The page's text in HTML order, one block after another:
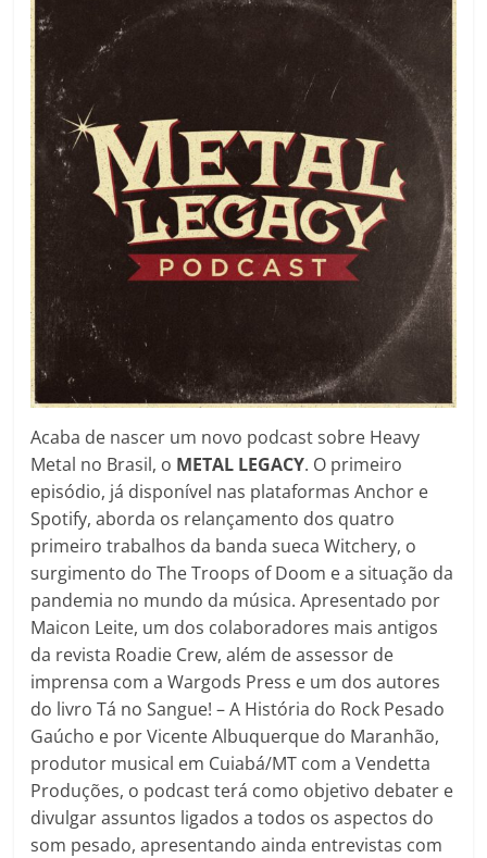
Acaba de nascer um novo podcast sobre Heavy
Metal no Brasil, o METAL LEGACY. O primeiro
episódio, já disponível nas plataformas Anchor e
Spotify, aborda os relançamento dos quatro
primeiro trabalhos da banda sueca Witchery, o
surgimento do The Troops of Doom e a situação da
pandemia no mundo da música. Apresentado por
Maicon Leite, um dos colaboradores mais antigos
da revista Roadie Crew, além de assessor de
imprensa com a Wargods Press e um dos autores
do livro Tá no Sangue! – A História do Rock Pesado
Gaúcho e por Vicente Albuquerque do Maranhão,
produtor musical em Cuiabá/MT com a Vendetta
Produções, o podcast terá como objetivo debater e
divulgar assuntos ligados a todos os aspectos do
som pesado, apresentando ainda entrevistas com